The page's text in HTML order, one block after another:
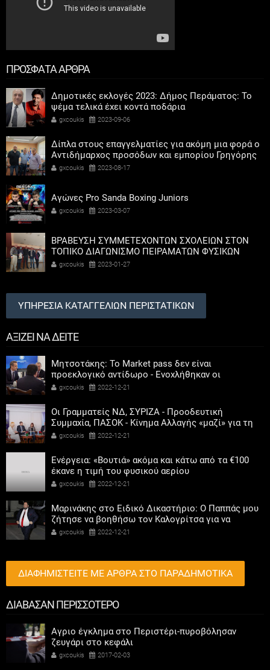
ΠΡΟΣΦΑΤΑ ΑΡΘΡΑ
Δημοτικές εκλογές 2023: Δήμος Περάματος: Το
ψέμα τελικά έχει κοντά ποδάρια
gxcoukis 2023-09-06
Δίπλα στους επαγγελματίες για ακόμη μια φορά ο
Αντιδήμαρχος προσόδων και εμπορίου Γρηγόρης
Καψοκόλης
gxcoukis 2023-08-17
Αγώνες Pro Sanda Boxing Juniors
gxcoukis 2023-03-07
ΒΡΑΒΕΥΣΗ ΣΥΜΜΕΤΕΧΟΝΤΩΝ ΣΧΟΛΕΙΩΝ ΣΤΟΝ
ΤΟΠΙΚΟ ΔΙΑΓΩΝΙΣΜΟ ΠΕΙΡΑΜΑΤΩΝ ΦΥΣΙΚΩΝ
ΕΠΙΣΤΗΜΩΝ
gxcoukis 2023-01-27
ΥΠΗΡΕΣΙΑ ΚΑΤΑΓΓΕΛΙΩΝ ΠΕΡΙΣΤΑΤΙΚΩΝ
ΑΞΙΖΕΙ ΝΑ ΔΕΙΤΕ
Μητσοτάκης: Το Market pass δεν είναι
προεκλογικό αντίδωρο - Ενοχλήθηκαν οι
αριστεροί του χαβιαριού
gxcoukis 2022-12-21
Οι Γραμματείς ΝΔ, ΣΥΡΙΖΑ - Προοδευτική
Συμμαχία, ΠΑΣΟΚ - Κίνημα Αλλαγής «μαζί» για τη
συμμετοχή των γυναικών στην πολιτική
gxcoukis 2022-12-21
Ενέργεια: «Βουτιά» ακόμα και κάτω από τα €100
έκανε η τιμή του φυσικού αερίου
gxcoukis 2022-12-21
Μαρινάκης στο Ειδικό Δικαστήριο: Ο Παππάς μου
ζήτησε να βοηθήσω τον Καλογρίτσα για να
αποκτήσει σταθμό ο ΣΥΡΙΖΑ
gxcoukis 2022-12-21
ΔΙΑΦΗΜΙΣΤΕΙΤΕ ΜΕ ΑΡΘΡΑ ΣΤΟ ΠΑΡΑΔΗΜΟΤΙΚΑ
ΔΙΑΒΑΣΑΝ ΠΕΡΙΣΣΟΤΕΡΟ
Αγριο έγκλημα στο Περιστέρι-πυροβόλησαν
ζευγάρι στο κεφάλι
gxcoukis 2017-02-03